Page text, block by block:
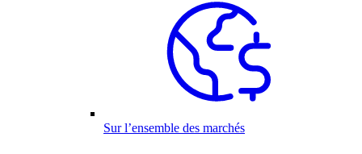
Sur l’ensemble des marchés